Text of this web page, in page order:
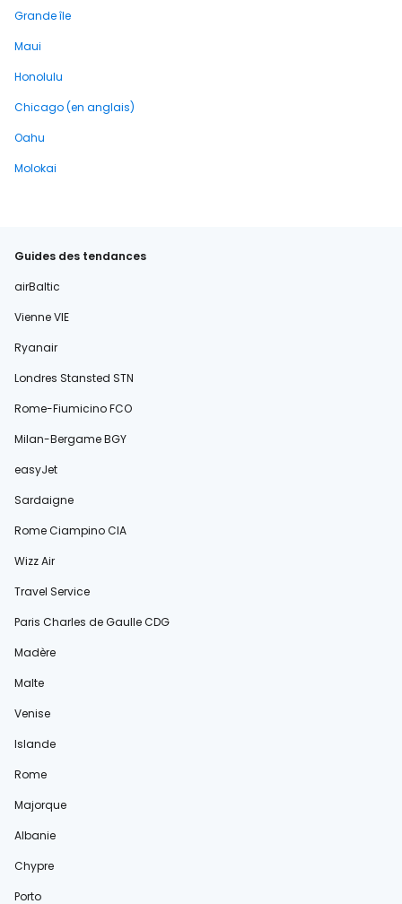
Grande île
Maui
Honolulu
Chicago (en anglais)
Oahu
Molokai
Guides des tendances
airBaltic
Vienne VIE
Ryanair
Londres Stansted STN
Rome-Fiumicino FCO
Milan-Bergame BGY
easyJet
Sardaigne
Rome Ciampino CIA
Wizz Air
Travel Service
Paris Charles de Gaulle CDG
Madère
Malte
Venise
Islande
Rome
Majorque
Albanie
Chypre
Porto